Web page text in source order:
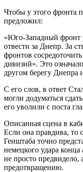
Чтобы у этого фронта
предложил:
«Юго-Западный фронт
отвести за Днепр. За
фронтов
дивизий». Это
другом берегу Днепра
С его слов, в ответ
могли додуматься
его уволили с поста
Описанная сцена в
Если она правдива, то
Генштаба точно
немецкого удара
не просто предвидело,
предотвращению.